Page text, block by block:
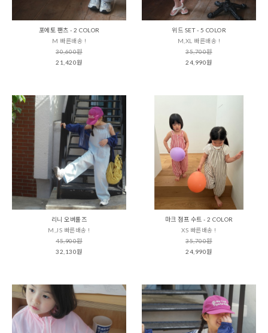
포에토 팬츠 - 2 COLOR
M 빠른배송 !
30,600원
21,420원
위드 SET - 5 COLOR
M,XL 빠른배송 !
35,700원
24,990원
리니 오버롤즈
M,JS 빠른배송 !
45,900원
32,130원
마크 점프 수트 - 2 COLOR
XS 빠른배송 !
35,700원
24,990원